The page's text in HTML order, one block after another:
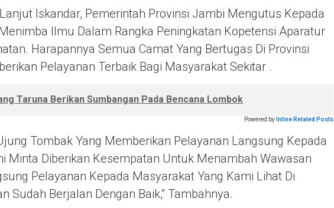
Iskandar, Pemerintah Provinsi Jambi Mengutus Kepada
Ilmu Dalam Rangka Peningkatan Kopetensi Aparatur
Harapannya Semua Camat Yang Bertugas Di Provinsi
Pelayanan Terbaik Bagi Masyarakat Sekitar .
Taruna Berikan Sumbangan Pada Bencana Lombok
Powered by Inline Related Posts
Tombak Yang Memberikan Pelayanan Langsung Kepada
Minta Diberikan Kesempatan Untuk Menambah Wawasan
Pelayanan Kepada Masyarakat Yang Kami Lihat Di
Sudah Berjalan Dengan Baik,” Tambahnya.